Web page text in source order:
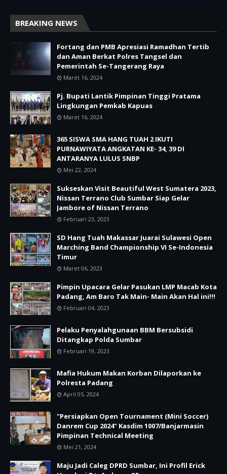
BREAKING NEWS
Fortang dan PMB Apresiasi Ramadhan Tertib
dan Aman Berkat Polres Tangsel dan
Pemerintah Se-Tangerang Raya
Maret 16, 2024
Pj. Bupati Lantik Pimpinan Tinggi Pratama
Lingkungan Pemkab Kapuas
Maret 16, 2024
365 SISWA SMA HANG TUAH 2 IKUTI
PURNAWIYATA ANGKATAN KE- 34, 39 DI
ANTARANYA LULUS SNBP
Mei 22, 2024
Sukseskan Visit Beautiful West Sumatera 2023,
Nissan Terrano Club Sumbar Siap Gelar
Jambore of Nissan Terrano
Februari 23, 2023
SD Hang Tuah Makassar Juarai Sulawesi Open
Marching Band Championship VI Se-Indonesia
Timur
Maret 06, 2023
Pimpin Upacara Gelar Pasukan LMP Macab Kota
Padang, Am Baro Tak Main- Main Akan Hal ini!!!
Februari 04, 2023
Pelaku Penyalahgunaan BBM Bersubsidi
Ditangkap Polda Sumbar
Februari 19, 2023
Mafia Hukum Makan Korban Dilaporkan ke
Polresta Padang
April 05, 2024
"Persiapkan Open Tournament (Mini Soccer)
Danrem Cup 2024" Kasdim 1007/Banjarmasin
Pimpinan Technical Meeting
Mei 21, 2024
Maju Jadi Caleg DPRD Sumbar, Ini Profil Erick